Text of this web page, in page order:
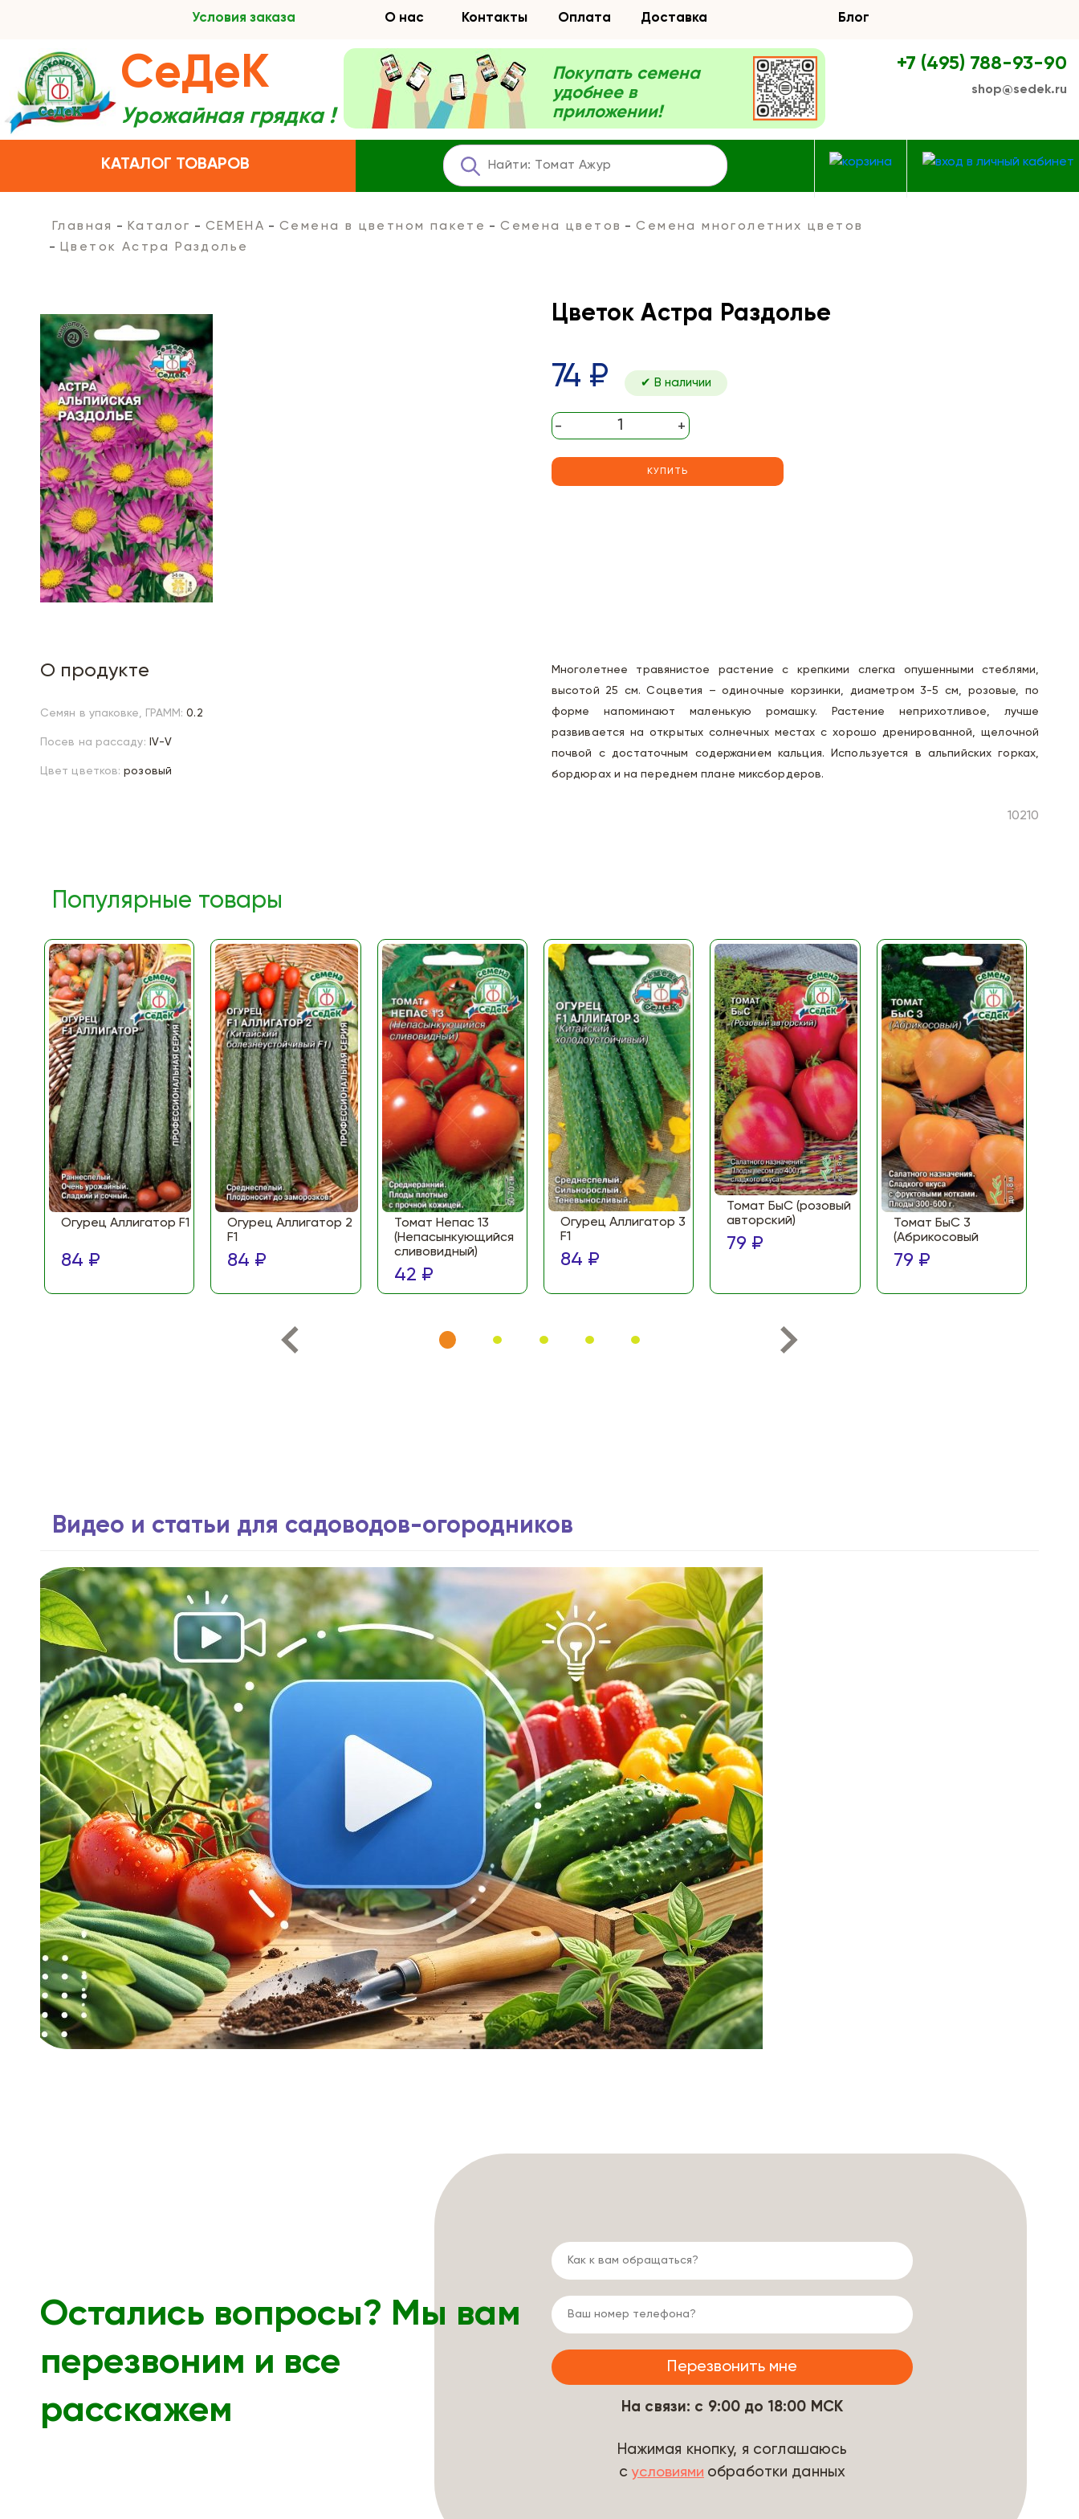
Условия заказа О нас Контакты Оплата Доставка Блог
КАТАЛОГ ТОВАРОВ
СеДеК
Урожайная грядка !
Покупать семена
удобнее в
приложении!
+7 (495) 788-93-90
shop@sedek.ru
Главная Каталог СЕМЕНА Семена в цветном пакете Семена цветов
Семена многолетних цветов
Цветок Астра Раздолье
Цветок Астра Раздолье
74 ₽ ✔ В наличии
- +
КУПИТЬ
О продукте
Семян в упаковке, ГРАММ: 0.2
Посев на рассаду: IV-V
Цвет цветков: розовый
Многолетнее травянистое растение с крепкими слегка опушенными стеблями,
высотой 25 см. Соцветия – одиночные корзинки, диаметром 3-5 см, розовые, по
форме напоминают маленькую ромашку. Растение неприхотливое, лучше
развивается на открытых солнечных местах с хорошо дренированной, щелочной
почвой с достаточным содержанием кальция. Используется в альпийских горках,
бордюрах и на переднем плане миксбордеров.
10210
Популярные товары
Огурец Аллигатор F1
84 ₽
Огурец Аллигатор 2
F1
84 ₽
Томат Непас 13
(Непасынкующийся
сливовидный)
42 ₽
Огурец Аллигатор 3
F1
84 ₽
Томат БыС (розовый
авторский)
79 ₽
Томат БыС 3
(Абрикосовый
79 ₽
Видео и статьи для садоводов-огородников
Остались вопросы? Мы вам
перезвоним и все
расскажем
На связи: с 9:00 до 18:00 МСК
Нажимая кнопку, я соглашаюсь
с условиями обработки данных